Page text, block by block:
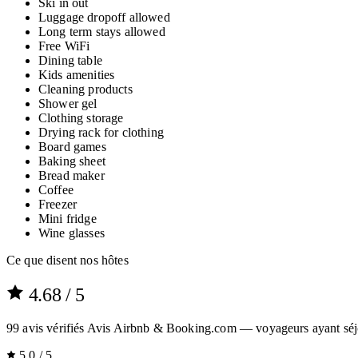
Luggage dropoff allowed
Long term stays allowed
Free WiFi
Dining table
Kids amenities
Cleaning products
Shower gel
Clothing storage
Drying rack for clothing
Board games
Baking sheet
Bread maker
Coffee
Freezer
Mini fridge
Wine glasses
Ce que disent nos hôtes
4.68 / 5
99 avis vérifiés Avis Airbnb & Booking.com — voyageurs ayant
5.0 / 5